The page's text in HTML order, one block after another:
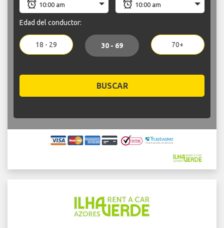
Edad del conductor:
18 - 29 30 - 69 70+
BUSCAR